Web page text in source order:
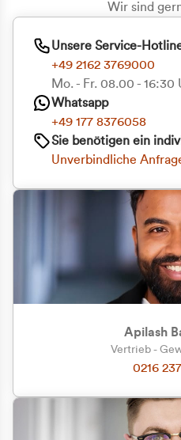
Zu welcher
Privatkunde
Wir sind
Unsere Service-
+49 2162 3769000
Mo. - Fr. 08.00 - 16:30
Whatsapp
+49 177 8376058
Sie benötigen ein
Unverbindliche
Apilash
Vertrieb -
0216